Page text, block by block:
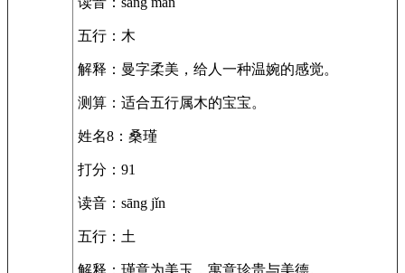
五行：木
解释：曼字柔美，给人一种温婉的感觉。
测算：适合五行属木的宝宝。
姓名8：桑瑾
打分：91
读音：sāng jǐn
五行：土
解释：瑾意为美玉，寓意珍贵与美德。